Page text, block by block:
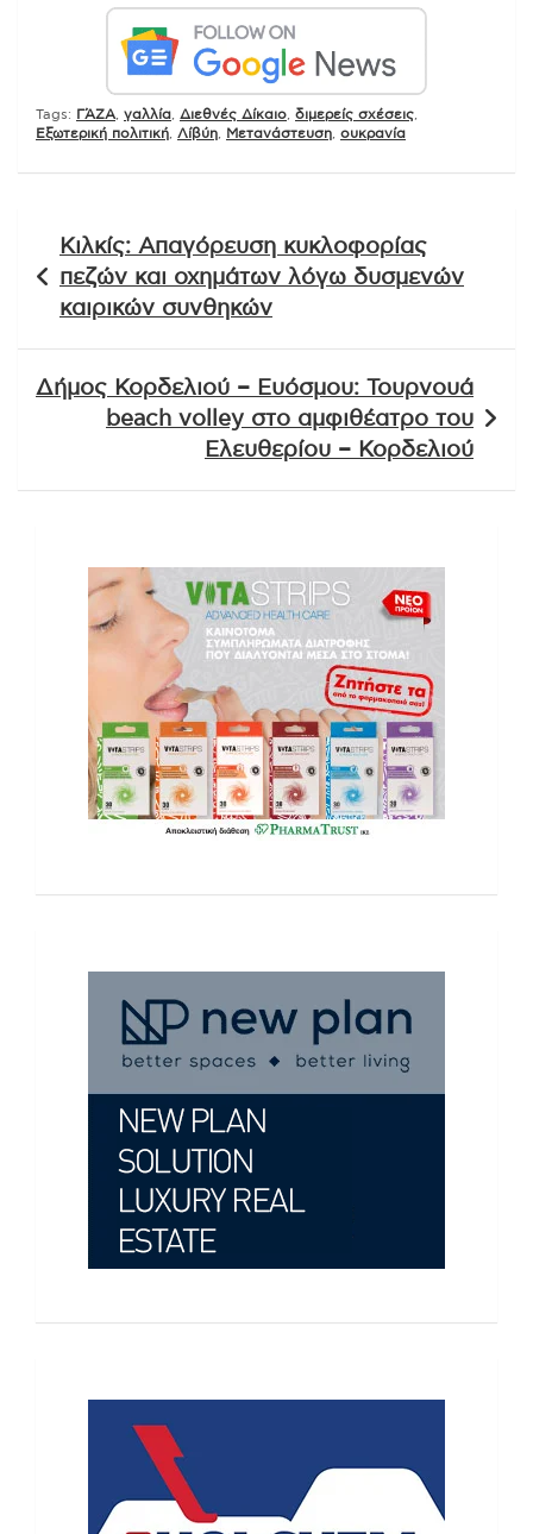
Tags: ΓΆΖΑ γαλλία Διεθνές Δίκαιο διμερείς σχέσεις
Εξωτερική πολιτική
Λίβύη Μετανάστευση ουκρανία
άρθρων
Κιλκίς: Απαγόρευση κυκλοφορίας
πεζών και οχημάτων λόγω δυσμενών
καιρικών συνθηκών
Δήμος Κορδελιού – Ευόσμου: Τουρνουά
beach volley στο αμφιθέατρο του
Ελευθερίου – Κορδελιού